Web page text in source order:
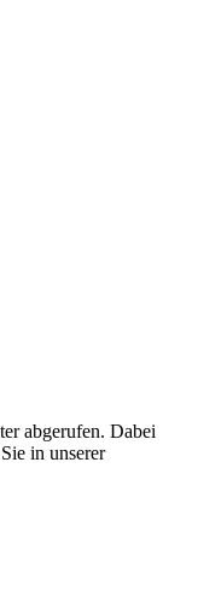
abgerufen. Dabei
in unserer